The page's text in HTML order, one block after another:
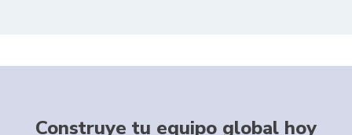
Construye tu equipo global hoy